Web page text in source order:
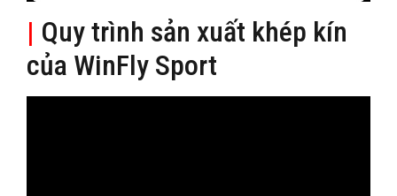
| Quy trình sản xuất khép kín
của WinFly Sport